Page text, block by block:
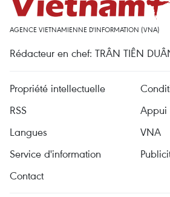
AGENCE VIETNAMIENNE D'INFORMATION (VNA)
Rédacteur en chef: TRÂN TIÊN
Propriété intellectuelle
RSS
Appui
Langues
VNA
Service d'information
Contact